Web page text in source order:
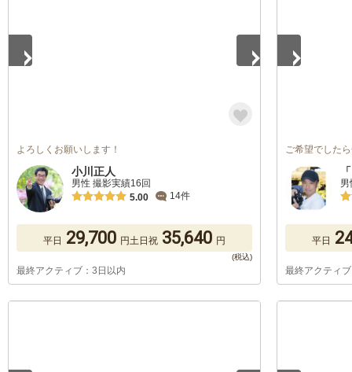
よろしくお願いします！
小川正人
男性 撮影実績16回
5.00
14件
平日 29,700 円土日祝 35,640 円
最終アクティブ：3日以内
ご希望でした
平日
最終アクティ